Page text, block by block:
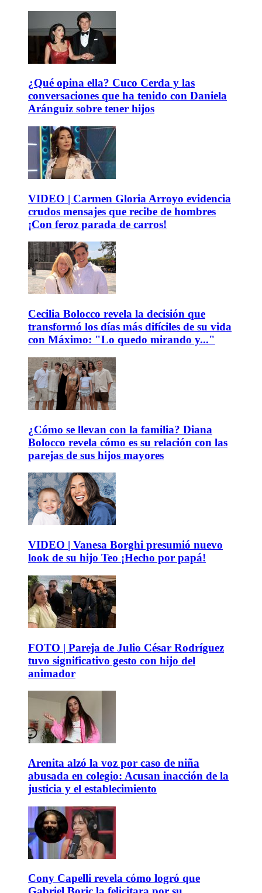
¿Qué opina ella? Cuco Cerda y las
conversaciones que ha tenido con Daniela
Aránguiz sobre tener hijos
VIDEO | Carmen Gloria Arroyo evidencia
crudos mensajes que recibe de hombres
¡Con feroz parada de carros!
Cecilia Bolocco revela la decisión que
transformó los días más difíciles de su vida
con Máximo: "Lo quedo mirando y..."
¿Cómo se llevan con la familia? Diana
Bolocco revela cómo es su relación con las
parejas de sus hijos mayores
VIDEO | Vanesa Borghi presumió nuevo
look de su hijo Teo ¡Hecho por papá!
FOTO | Pareja de Julio César Rodríguez
tuvo significativo gesto con hijo del
animador
Arenita alzó la voz por caso de niña
abusada en colegio: Acusan inacción de la
justicia y el establecimiento
Cony Capelli revela cómo logró que